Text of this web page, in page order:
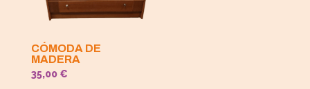
CÓMODA DE
MADERA
35,00 €